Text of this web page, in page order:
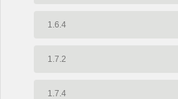
1.6.4
1.7.2
1.7.4